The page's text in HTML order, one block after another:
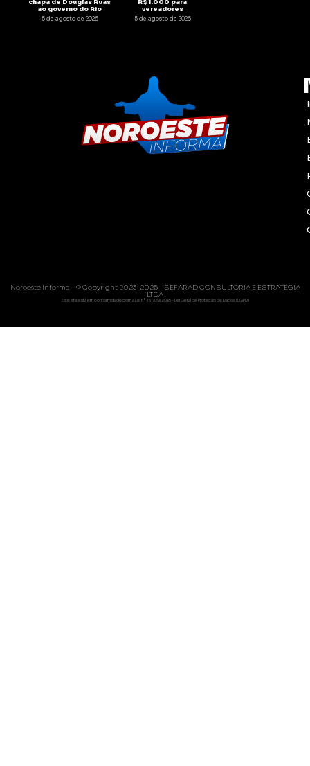
chapa de Douglas Ruas
ao governo do Rio
5 de agosto de 2026
R$ 1.000 para
vereadores
5 de agosto de 2026
Noroeste Informa - © Copyright 2023-2025 - SEFARAD CONSULTORIA E ESTRATÉGIA
LTDA
Este site está em conformidade com a Lei nº 13.709/2018 - Lei Geral de Proteção de Dados (LGPD)